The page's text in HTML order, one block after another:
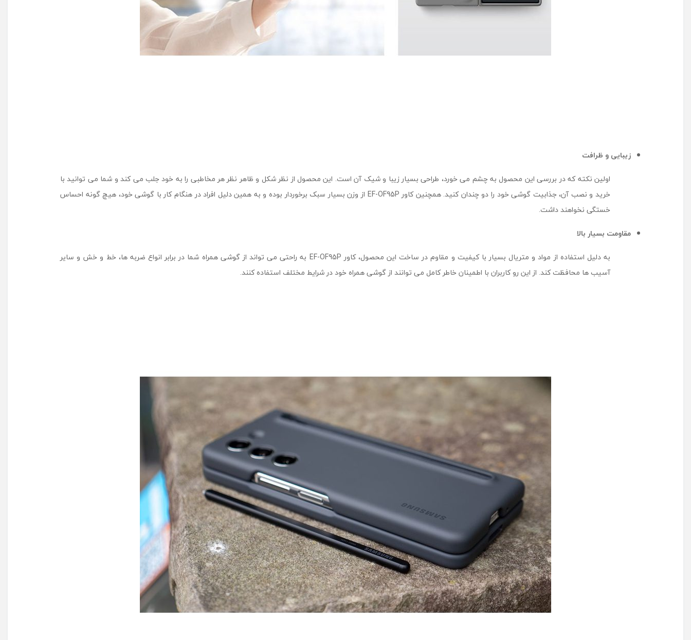
زیبایی و ظرافت
اولین نکته که در بررسی این محصول به چشم می خورد، طراحی بسیار زیبا و شیک آن است. این محصول از نظر شکل و ظاهر نظر هر مخاطبی را به خود جلب می کند و شما می توانید با
خرید و نصب آن، جذابیت گوشی خود را دو چندان کنید. همچنین کاور EF-OF95P از وزن بسیار سبک برخوردار بوده و به همین دلیل افراد در هنگام کار با گوشی خود، هیچ گونه احساس
خستگی نخواهند داشت.
مقاومت بسیار بالا
به دلیل استفاده از مواد و متریال بسیار با کیفیت و مقاوم در ساخت این محصول، کاور EF-OF95P به راحتی می تواند از گوشی همراه شما در برابر انواع ضربه ها، خط و خش و سایر
آسیب ها محافظت کند. از این رو کاربران با اطمینان خاطر کامل می توانند از گوشی همراه خود در شرایط مختلف استفاده کنند.